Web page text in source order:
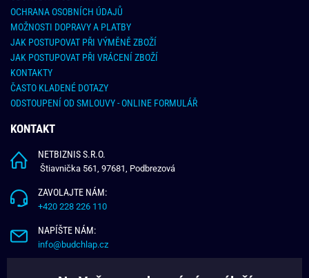
OCHRANA OSOBNÍCH ÚDAJŮ
MOŽNOSTI DOPRAVY A PLATBY
JAK POSTUPOVAT PŘI VÝMĚNĚ ZBOŽÍ
JAK POSTUPOVAT PŘI VRÁCENÍ ZBOŽÍ
KONTAKTY
ČASTO KLADENÉ DOTAZY
ODSTOUPENÍ OD SMLOUVY - ONLINE FORMULÁŘ
KONTAKT
NETBIZNIS S.R.O.
Štiavnička 561, 97681, Podbrezová
ZAVOLAJTE NÁM:
+420 228 226 110
NAPÍŠTE NÁM:
info@budchlap.cz